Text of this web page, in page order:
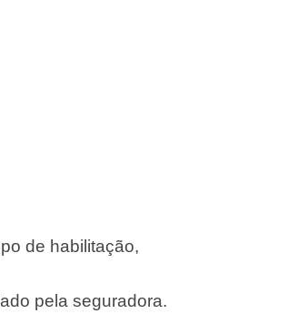
de habilitação,
pela seguradora.